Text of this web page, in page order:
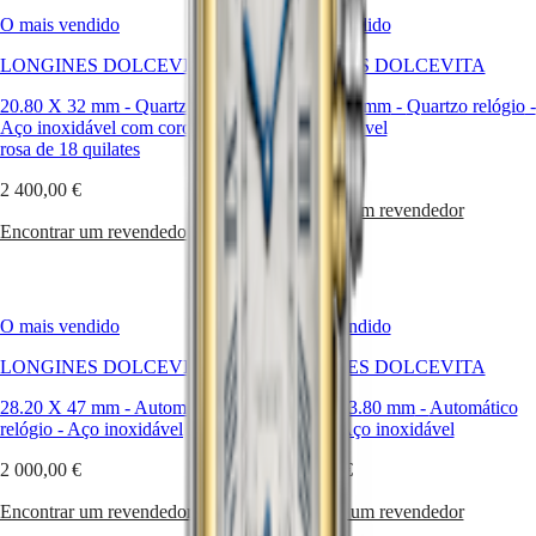
CONQUEST
HERITAGE
FLAGSHIP
HERITAGE
AVIGATION
HERITAGE
CLASSIC
Todos
relógios
para
mulher
Sugestões
Novidades
Todos
relógios
Nederland
(Nl)
Norway
Polska
Portugal
Россия
España
Sweden
Schweiz
Suisse
United
Kingdom
Türkiye
O mais vendido
LONGINES DOLCEVITA
20.80 X 32 mm - Quartzo relógio-
Aço inoxidável com coroa de ouro
rosa de 18 quilates
2 400,00 €
Encontrar um revendedor
O mais vendido
LONGINES DOLCEVITA
20.80 X 32 mm- Quartzo relógio-
Aço inoxidável
1 600,00 €
Encontrar um revendedor
O mais vendido
LONGINES DOLCEVITA
28.20 X 47 mm - Automático
relógio - Aço inoxidável
2 000,00 €
Encontrar um revendedor
O mais vendido
LONGINES DOLCEVITA
27.70 X 43.80 mm- Automático
relógio
Aço inoxidável
2 000,00 €
Encontrar um revendedor